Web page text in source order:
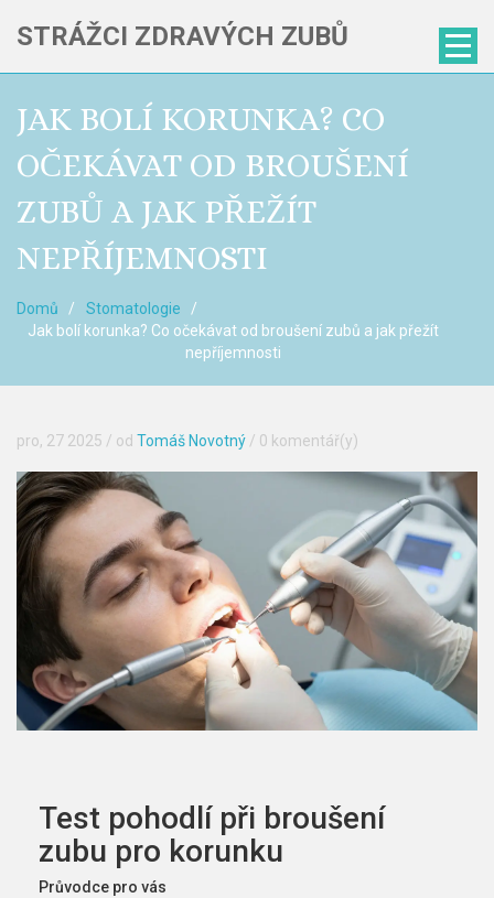
STRÁŽCI ZDRAVÝCH ZUBŮ
JAK BOLÍ KORUNKA? CO
OČEKÁVAT OD BROUŠENÍ
ZUBŮ A JAK PŘEŽÍT
NEPŘÍJEMNOSTI
Domů
Stomatologie
Jak bolí korunka? Co očekávat od broušení zubů a jak přežít
nepříjemnosti
pro, 27 2025 / od Tomáš Novotný / 0 komentář(y)
Test pohodlí při broušení
zubu pro korunku
Průvodce pro vás